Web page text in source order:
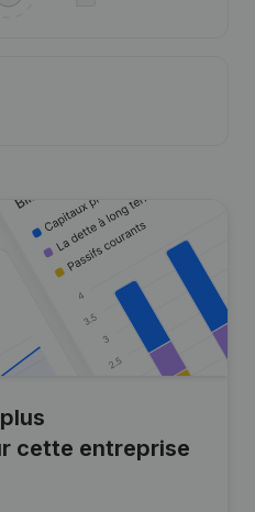
cette entreprise